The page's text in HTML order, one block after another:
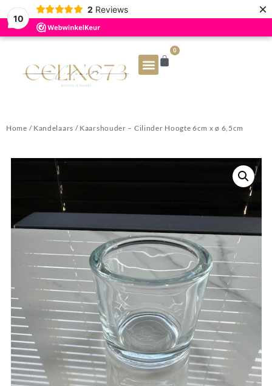
10
2 Reviews ×
0
Home / Kandelaars / Kaarshouder – Cilinder Hoogte 6cm x ø 6,5cm